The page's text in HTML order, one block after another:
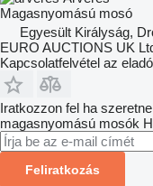
Magasnyomású mosó
Egyesült Királyság,
EURO AUCTIONS UK
Kapcsolatfelvétel az
Iratkozzon fel ha
magasnyomású mosók
Feliratkozás